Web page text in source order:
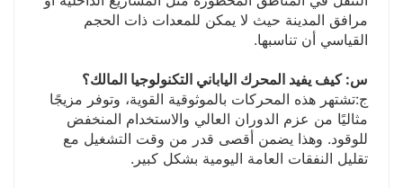
مرافق المدينة حيث لا يمكن للمعدات ذات الحجم
القياسي أن تناسبها.
س: كيف يفيد المحرك الياباني التكنولوجيا المالك؟
ج:تشتهر هذه المحركات بالموثوقية القوية، وتوفر مزيجًا
مثاليًا من عزم الدوران العالي والاستخدام المنخفض
للوقود. وهذا يضمن أقصى قدر من وقت التشغيل مع
تقليل النفقات العامة اليومية بشكل كبير.